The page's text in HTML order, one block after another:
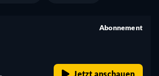
Abonnement
Jetzt anschauen